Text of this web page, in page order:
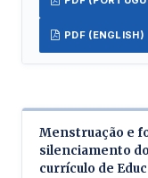
PDF (ENGLISH)
Menstruação e
silenciamento
currículo de